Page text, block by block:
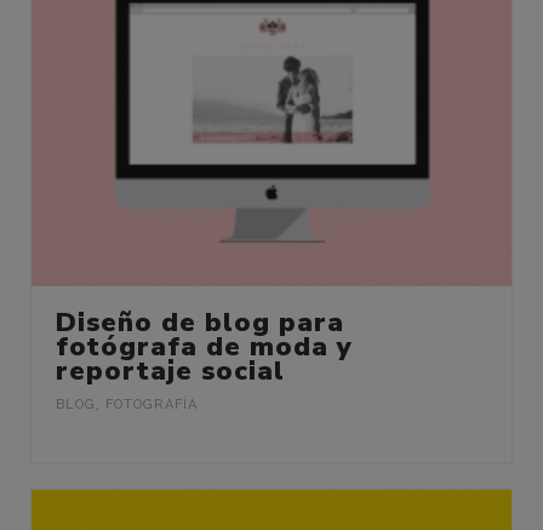
Diseño de blog para
fotógrafa de moda y
reportaje social
BLOG FOTOGRAFÍA